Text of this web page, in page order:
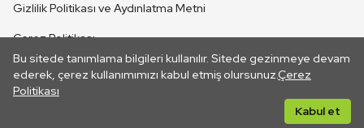
Bu sitede tanımlama bilgileri kullanılır. Sitede gezinmeye devam
ederek, çerez kullanımımızı kabul etmiş olursunuz.Çerez
Politikası
Kabul et
CANLI YAYINLAR
Gizlilik Politikası ve Aydınlatma Metni
Çerez Politikası
İletişim
Her hakkı saklıdır. ©2026 TRT. Bağlantı yoluyla gidilen dış